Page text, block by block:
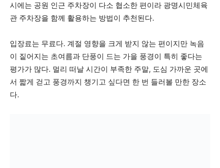
시에는 공원 인근 주차장이 다소 협소한 편이라 광명시민체육
관 주차장을 함께 활용하는 방법이 추천된다.
입장료는 무료다. 계절 영향을 크게 받지 않는 편이지만 녹음
이 짙어지는 초여름과 단풍이 드는 가을 풍경이 특히 좋다는
평가가 많다. 멀리 떠날 시간이 부족한 주말, 도심 가까운 곳에
서 짧게 걷고 풍경까지 챙기고 싶다면 한 번 들러볼 만한 장소
다.